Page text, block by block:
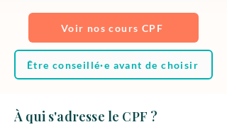
Voir nos cours CPF
Être conseillé·e avant de choisir
À qui s'adresse le CPF ?